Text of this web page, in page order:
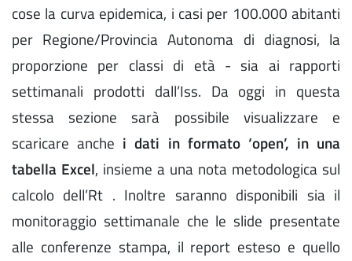
cose la curva epidemica, i casi per 100.000 abitanti
per Regione/Provincia Autonoma di diagnosi, la
proporzione per classi di età - sia ai rapporti
settimanali prodotti dall’Iss. Da oggi in questa
stessa sezione sarà possibile visualizzare e
scaricare anche i dati in formato ‘open’, in una
tabella Excel, insieme a una nota metodologica sul
calcolo dell’Rt . Inoltre saranno disponibili sia il
monitoraggio settimanale che le slide presentate
alle conferenze stampa, il report esteso e quello